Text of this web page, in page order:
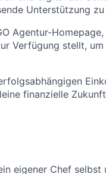
Unterstützung
Agentur-
Verfügung stellt,
finanzielle
eigener Chef